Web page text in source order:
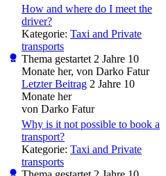
How and where do I meet the
driver?
Kategorie: Taxi and Private
transports
Thema gestartet 2 Jahre 10
Monate her, von Darko Fatur
Letzter Beitrag 2 Jahre 10
Monate her
von Darko Fatur
Why is it not possible to book a
transport?
Kategorie: Taxi and Private
transports